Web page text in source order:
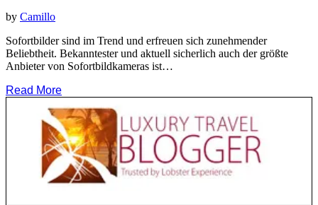
by Camillo
Sofortbilder sind im Trend und erfreuen sich zunehmender
Beliebtheit. Bekanntester und aktuell sicherlich auch der größte
Anbieter von Sofortbildkameras ist…
Read More